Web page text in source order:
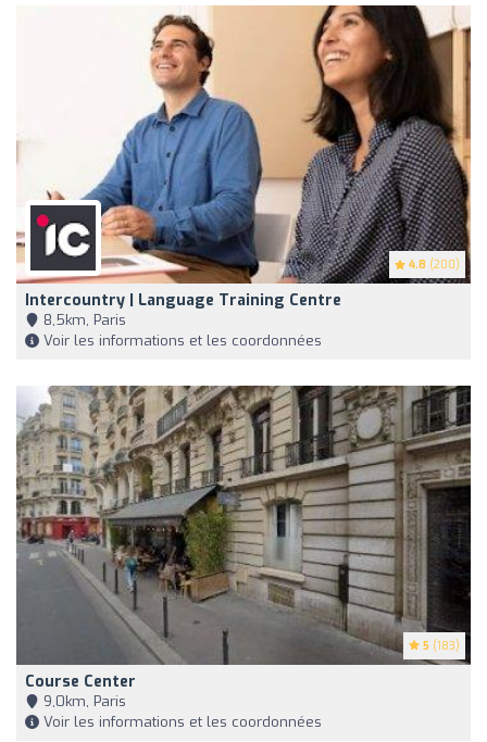
4.8 (200)
Intercountry | Language Training Centre
8,5km, Paris
Voir les informations et les coordonnées
5 (183)
Course Center
9,0km, Paris
Voir les informations et les coordonnées